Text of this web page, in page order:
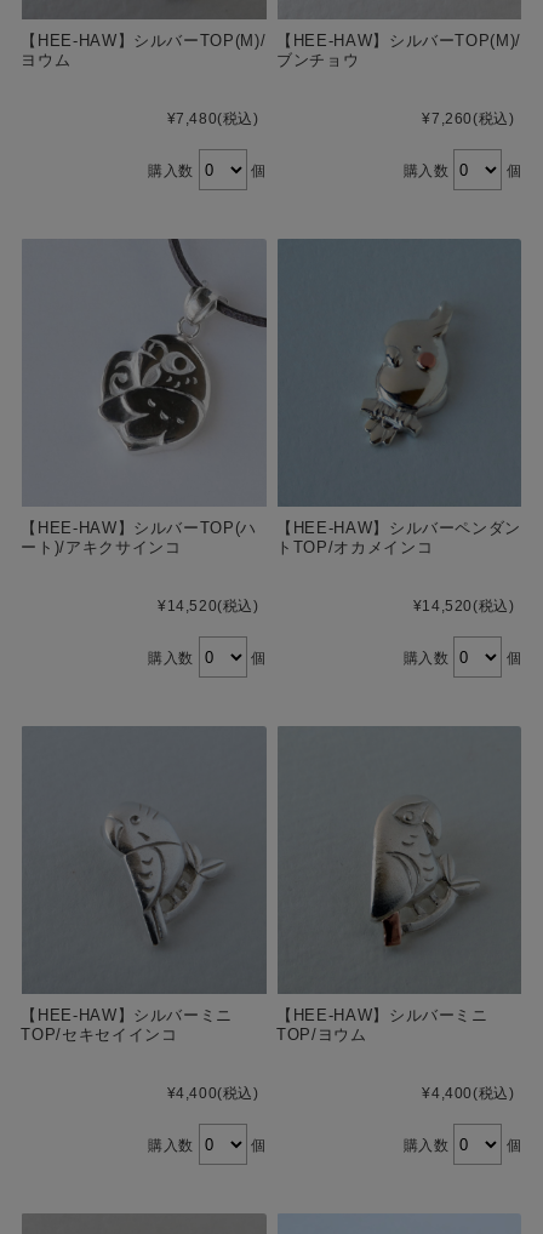
【HEE-HAW】シルバーTOP(M)/
ヨウム
¥7,480(税込)
購入数 個
【HEE-HAW】シルバーTOP(M)/
ブンチョウ
¥7,260(税込)
購入数 個
【HEE-HAW】シルバーTOP(ハ
ート)/アキクサインコ
¥14,520(税込)
購入数 個
【HEE-HAW】シルバーペンダン
トTOP/オカメインコ
¥14,520(税込)
購入数 個
【HEE-HAW】シルバーミニ
TOP/セキセイインコ
¥4,400(税込)
購入数 個
【HEE-HAW】シルバーミニ
TOP/ヨウム
¥4,400(税込)
購入数 個